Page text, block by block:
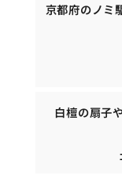
京都府のノミ
白檀の扇子